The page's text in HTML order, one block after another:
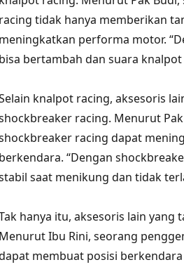
racing tidak hanya memberikan
meningkatkan performa motor.
bisa bertambah dan suara
knalpot racing, aksesoris
racing. Menurut
racing dapat
berkendara. “Dengan
saat menikung dan tidak
hanya itu, aksesoris lain yang
Menurut Ibu Rini, seorang
membuat posisi